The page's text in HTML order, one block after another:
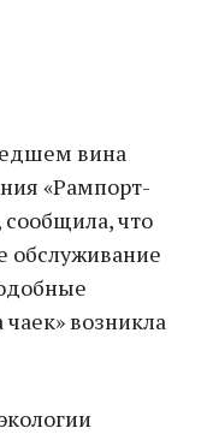
вина
«Рампорт-
что
обслуживание
возникла